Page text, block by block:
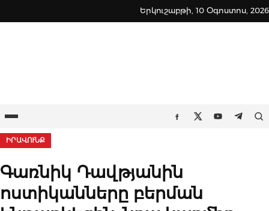
to
Երկուշաբթի, 10 Օգոստոս, 2026
Ընտրացանկ Facebook
TwitterYoutube
ԻՐԱՎՈՒՆՔ
Գառնիկ Դավթյանին
ոստիկանները բերման